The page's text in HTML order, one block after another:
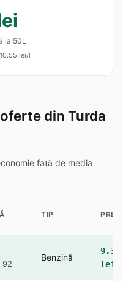
la 50L
lei/l
din Turda
față de media
TIP PREȚ
92
Benzină
9.32
lei